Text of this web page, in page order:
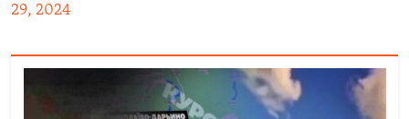
29, 2024